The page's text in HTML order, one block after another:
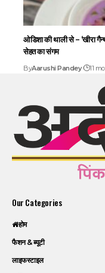
ओडिशा की थाली से – ‘खीरा
सेहत का संगम
ByAarushi Pandey 11
Our Categories
होम
फैशन & ब्यूटी
लाइफस्टाइल